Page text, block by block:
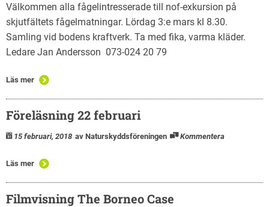
Välkommen alla fågelintresserade till nof-exkursion på
skjutfältets fågelmatningar. Lördag 3:e mars kl 8.30.
Samling vid bodens kraftverk. Ta med fika, varma kläder.
Ledare Jan Andersson 073-024 20 79
Läs mer
Föreläsning 22 februari
15 februari, 2018 av Naturskyddsföreningen Kommentera
Läs mer
Filmvisning The Borneo Case